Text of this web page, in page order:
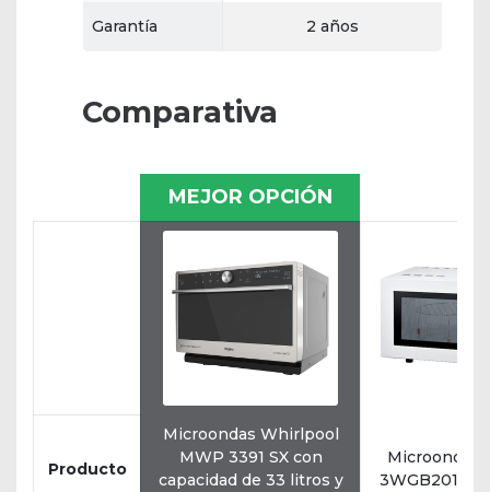
Garantía 2 años
Comparativa
MEJOR OPCIÓN
Producto
Microondas Whirlpool
MWP 3391 SX con
capacidad de 33 litros y
Microondas
3WGB2018